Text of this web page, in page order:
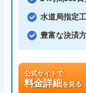
水道局指定
豊富な決済
公式サイトで
料金詳細を見る